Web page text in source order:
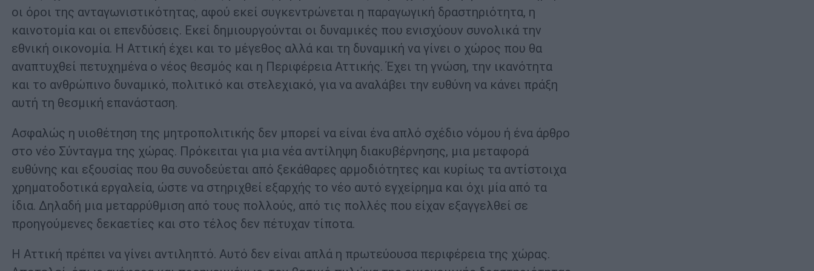
οι όροι της ανταγωνιστικότητας, αφού εκεί συγκεντρώνεται η παραγωγική δραστηριότητα, η
καινοτομία και οι επενδύσεις. Εκεί δημιουργούνται οι δυναμικές που ενισχύουν συνολικά την
εθνική οικονομία. Η Αττική έχει και το μέγεθος αλλά και τη δυναμική να γίνει ο χώρος που θα
αναπτυχθεί πετυχημένα ο νέος θεσμός και η Περιφέρεια Αττικής. Έχει τη γνώση, την ικανότητα
και το ανθρώπινο δυναμικό, πολιτικό και στελεχιακό, για να αναλάβει την ευθύνη να κάνει πράξη
αυτή τη θεσμική επανάσταση.
Ασφαλώς η υιοθέτηση της μητροπολιτικής δεν μπορεί να είναι ένα απλό σχέδιο νόμου ή ένα άρθρο
στο νέο Σύνταγμα της χώρας. Πρόκειται για μια νέα αντίληψη διακυβέρνησης, μια μεταφορά
ευθύνης και εξουσίας που θα συνοδεύεται από ξεκάθαρες αρμοδιότητες και κυρίως τα αντίστοιχα
χρηματοδοτικά εργαλεία, ώστε να στηριχθεί εξαρχής το νέο αυτό εγχείρημα και όχι μία από τα
ίδια. Δηλαδή μια μεταρρύθμιση από τους πολλούς, από τις πολλές που είχαν εξαγγελθεί σε
προηγούμενες δεκαετίες και στο τέλος δεν πέτυχαν τίποτα.
Η Αττική πρέπει να γίνει αντιληπτό. Αυτό δεν είναι απλά η πρωτεύουσα περιφέρεια της χώρας.